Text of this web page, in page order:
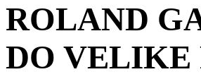
ROLAND
DO VELIKE